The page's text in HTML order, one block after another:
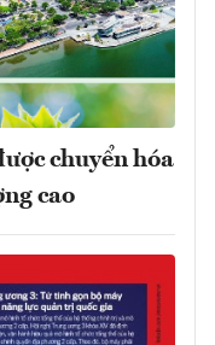
chuyển hóa
cao